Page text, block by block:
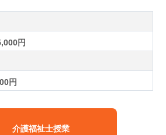
円
円
介護福祉士授業